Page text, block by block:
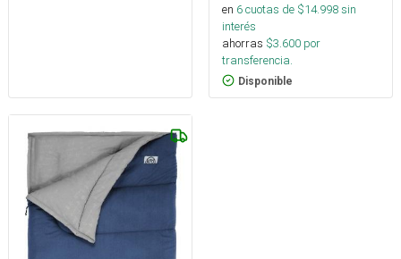
en 6cuotas de $14.998sin
interés
ahorras $3.600 por
transferencia.
Disponible